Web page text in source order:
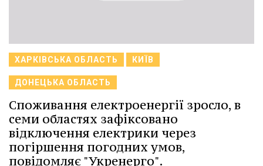
ХАРКІВСЬКА ОБЛАСТЬ КИЇВ
ДОНЕЦЬКА ОБЛАСТЬ
Споживання електроенергії зросло, в
семи областях зафіксовано
відключення електрики через
погіршення погодних умов,
повідомляє "Укренерго".